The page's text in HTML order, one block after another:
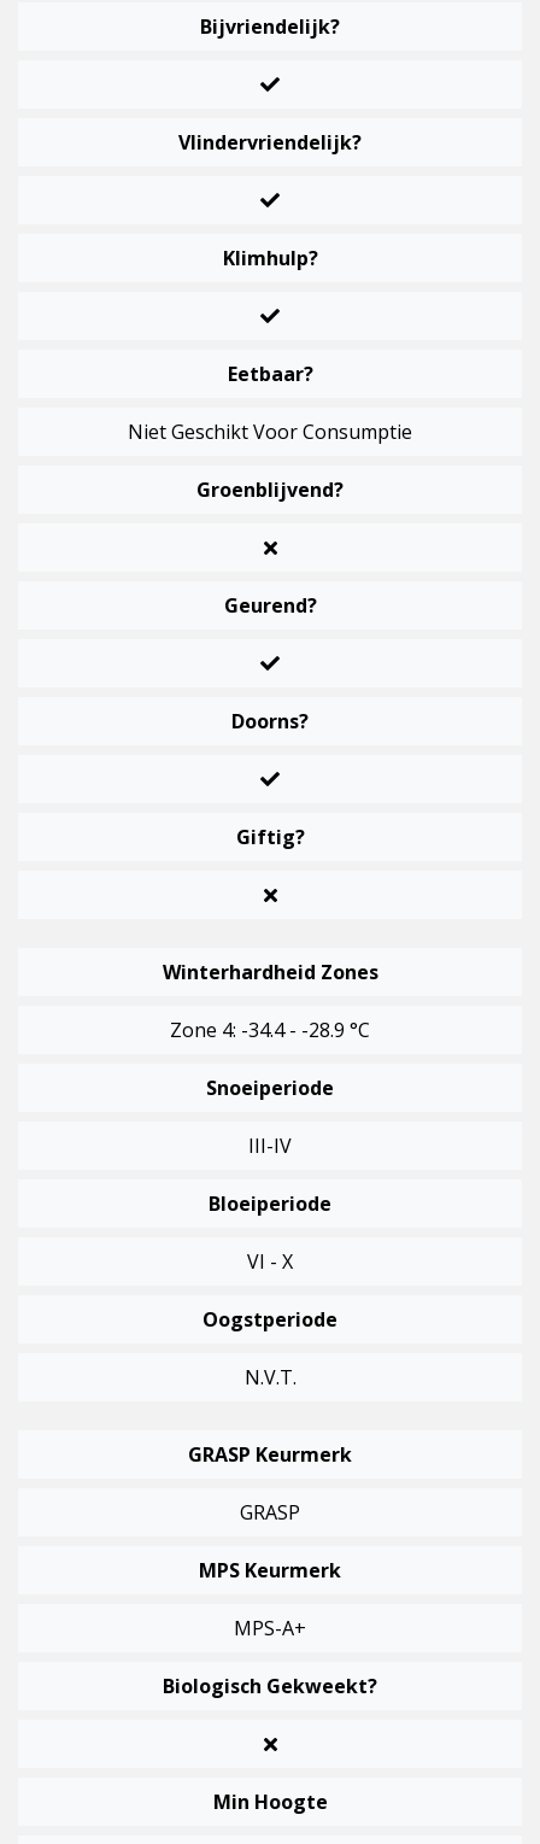
Bijvriendelijk?
Vlindervriendelijk?
Klimhulp?
Eetbaar?
Niet Geschikt Voor Consumptie
Groenblijvend?
Geurend?
Doorns?
Giftig?
Winterhardheid Zones
Zone 4: -34.4 - -28.9 °C
Snoeiperiode
III-IV
Bloeiperiode
VI - X
Oogstperiode
N.v.t.
GRASP Keurmerk
GRASP
MPS Keurmerk
MPS-A+
Biologisch Gekweekt?
Min Hoogte